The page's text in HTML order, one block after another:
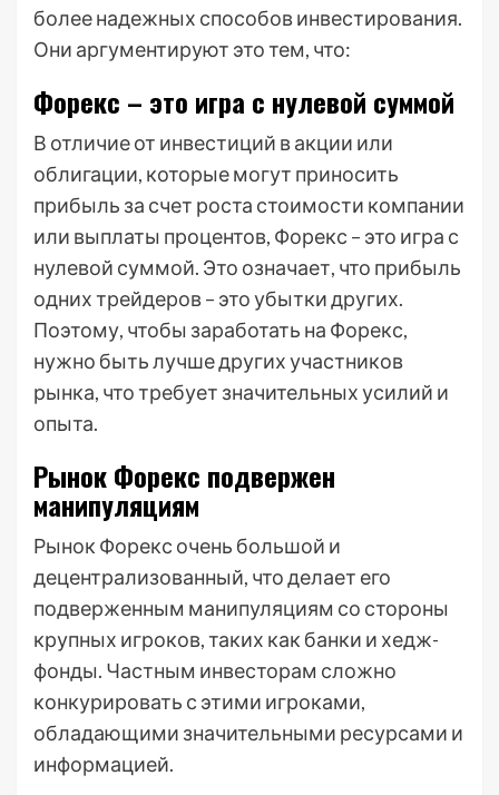
более надежных способов инвестирования.
Они аргументируют это тем, что:
Форекс – это игра с нулевой суммой
В отличие от инвестиций в акции или
облигации, которые могут приносить
прибыль за счет роста стоимости компании
или выплаты процентов, Форекс – это игра с
нулевой суммой. Это означает, что прибыль
одних трейдеров – это убытки других.
Поэтому, чтобы заработать на Форекс,
нужно быть лучше других участников
рынка, что требует значительных усилий и
опыта.
Рынок Форекс подвержен
манипуляциям
Рынок Форекс очень большой и
децентрализованный, что делает его
подверженным манипуляциям со стороны
крупных игроков, таких как банки и хедж-
фонды. Частным инвесторам сложно
конкурировать с этими игроками,
обладающими значительными ресурсами и
информацией.